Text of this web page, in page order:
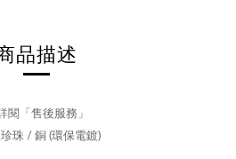
品描述
閱「售後服務」
珠 / 銅 (環保電鍍)